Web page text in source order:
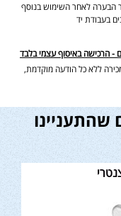
הבערה לאחר השימוש בנוסף
- הרכישה באיסוף עצמי בלבד
ללא כל הודעה מוקדמת,
שהתעניינו